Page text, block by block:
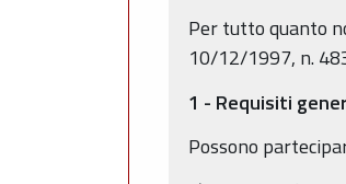
Per tutto quanto
10/12/1997, n.
1 - Requisiti
Possono